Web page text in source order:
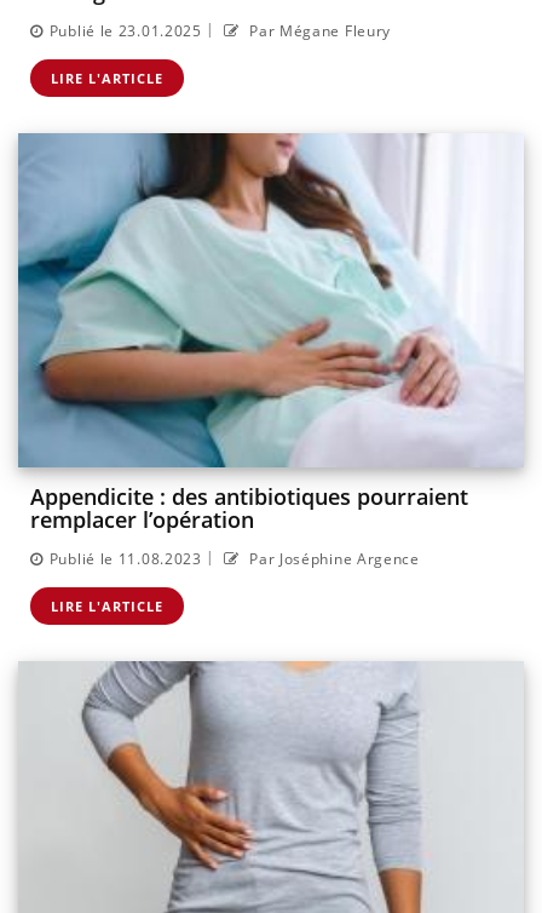
Publié le 23.01.2025 | Par Mégane Fleury
LIRE L'ARTICLE
Appendicite : des antibiotiques pourraient
remplacer l’opération
Publié le 11.08.2023 | Par Joséphine Argence
LIRE L'ARTICLE